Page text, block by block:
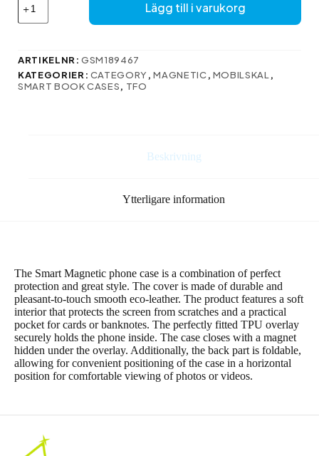
Magnetfodral
för
Moto
i
Lägg till i varukorg
ARTIKELNR:GSM189467
KATEGORIER: CATEGORY ,MAGNETIC, MOBILSKAL ,
SMART BOOK CASES, TFO
Beskrivning
Ytterligare information
The Smart Magnetic phone case is a combination of perfect
protection and great style. The cover is made of durable and
pleasant-to-touch smooth eco-leather. The product features a soft
interior that protects the screen from scratches and a practical
pocket for cards or banknotes. The perfectly fitted TPU overlay
securely holds the phone inside. The case closes with a magnet
hidden under the overlay. Additionally, the back part is foldable,
allowing for convenient positioning of the case in a horizontal
position for comfortable viewing of photos or videos.